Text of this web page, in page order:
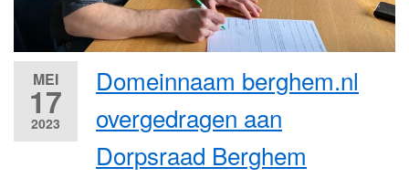
MEI
17
2023
Domeinnaam berghem.nl
overgedragen aan
Dorpsraad Berghem